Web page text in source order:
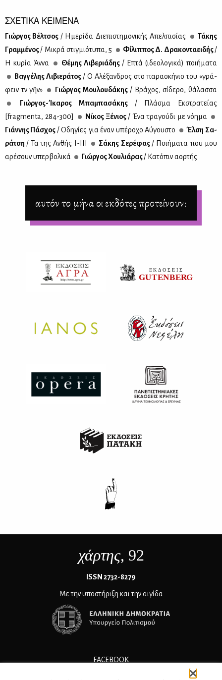
ΣΧΕΤΙΚΑ ΚΕΙΜΕΝΑ
Γιώρ­γος Βέλ­τσος / Ημε­ρί­δα Διε­πι­στη­μο­νι­κής Απελ­πι­σί­ας
Τά­κης
Γραμ­μέ­νος/ Μι­κρά στιγ­μιό­τυ­πα, 5 Φί­λιπ­πος Δ. Δρα­κο­ντα­ει­δής/
Η κυ­ρία Άν­να
Θέ­μης Λι­βε­ριά­δης / Επτά (ιδε­ο­λο­γι­κά) ποι­ή­μα­τα
Βαγ­γέ­λης Λι­βιε­ρά­τος / Ο Αλέ­ξαν­δρος στο πα­ρα­σκή­νιο του «γρά­
φειν τὴν γῆν»
Γιώρ­γος Μου­λου­δά­κης / Βρά­χος, σί­δε­ρο, θά­λασ­σα
Γιώρ­γος-Ίκα­ρος Μπα­μπα­σά­κης / Πλά­σμα Εκ­στρα­τεί­ας
[fragmenta, 284-300]
Νί­κος Ξέ­νιος / Ένα τρα­γού­δι με νό­η­μα
Γιάν­νης Πά­σχος / Οδη­γί­ες για έναν υπέ­ρο­χο Αύ­γου­στο
Έλ­ση Σα­
ρά­τση / Τα της Αν­θής Ι-ΙΙΙ Σά­κης Σε­ρέ­φας / Ποι­ή­μα­τα που μου
αρέ­σουν υπερ­βο­λι­κά
Γιώρ­γος Χου­λιά­ρας/ Kα­τό­πιν αορ­τής
αυτόν το μήνα οι εκδότες προτείνουν:
χάρτης, 92
ΙSSN 2732-8279
Με την υποστήριξη και την αιγίδα
FACEBOOK